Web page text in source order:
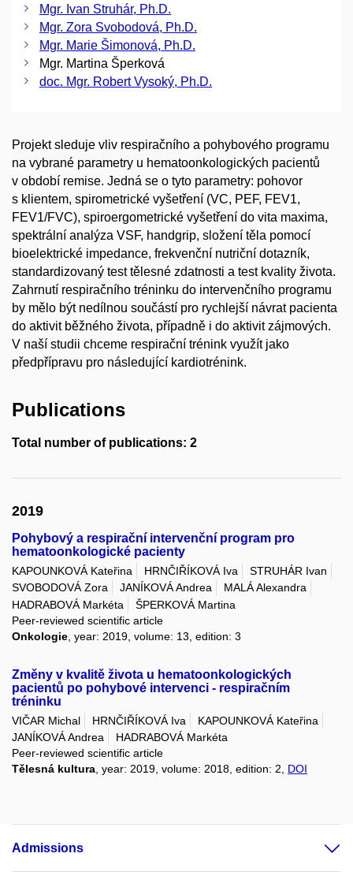
Mgr. Ivan Struhár, Ph.D.
Mgr. Zora Svobodová, Ph.D.
Mgr. Marie Šimonová, Ph.D.
Mgr. Martina Šperková
doc. Mgr. Robert Vysoký, Ph.D.
Projekt sleduje vliv respiračního a pohybového programu
na vybrané parametry u hematoonkologických pacientů
v období remise. Jedná se o tyto parametry: pohovor
s klientem, spirometrické vyšetření (VC, PEF, FEV1,
FEV1/FVC), spiroergometrické vyšetření do vita maxima,
spektrální analýza VSF, handgrip, složení těla pomocí
bioelektrické impedance, frekvenční nutriční dotazník,
standardizovaný test tělesné zdatnosti a test kvality života.
Zahrnutí respiračního tréninku do intervenčního programu
by mělo být nedílnou součástí pro rychlejší návrat pacienta
do aktivit běžného života, případně i do aktivit zájmových.
V naší studii chceme respirační trénink využít jako
předpřípravu pro následující kardiotrénink.
Publications
Total number of publications: 2
2019
Pohybový a respirační intervenční program pro
hematoonkologické pacienty
KAPOUNKOVÁ Kateřina HRNČIŘÍKOVÁ Iva
STRUHÁR Ivan
SVOBODOVÁ Zora
JANÍKOVÁ Andrea
MALÁ Alexandra
HADRABOVÁ Markéta
ŠPERKOVÁ Martina
Peer-reviewed scientific article
Onkologie , year: 2019, volume: 13, edition: 3
Změny v kvalitě života u hematoonkologických
pacientů po pohybové intervenci - respiračním
tréninku
VIČAR Michal HRNČIŘÍKOVÁ Iva
KAPOUNKOVÁ Kateřina
JANÍKOVÁ Andrea
HADRABOVÁ Markéta
Peer-reviewed scientific article
Tělesná kultura, year: 2019, volume: 2018, edition: 2, DOI
Admissions